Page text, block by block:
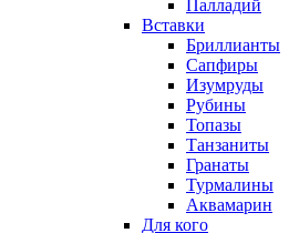
Палладий
Вставки
Бриллианты
Сапфиры
Изумруды
Рубины
Топазы
Танзаниты
Гранаты
Турмалины
Аквамарин
Для кого